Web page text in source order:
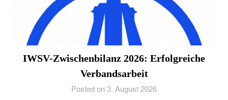
IWSV-Zwischenbilanz 2026: Erfolgreiche
Verbandsarbeit
Posted on 3. August 2026